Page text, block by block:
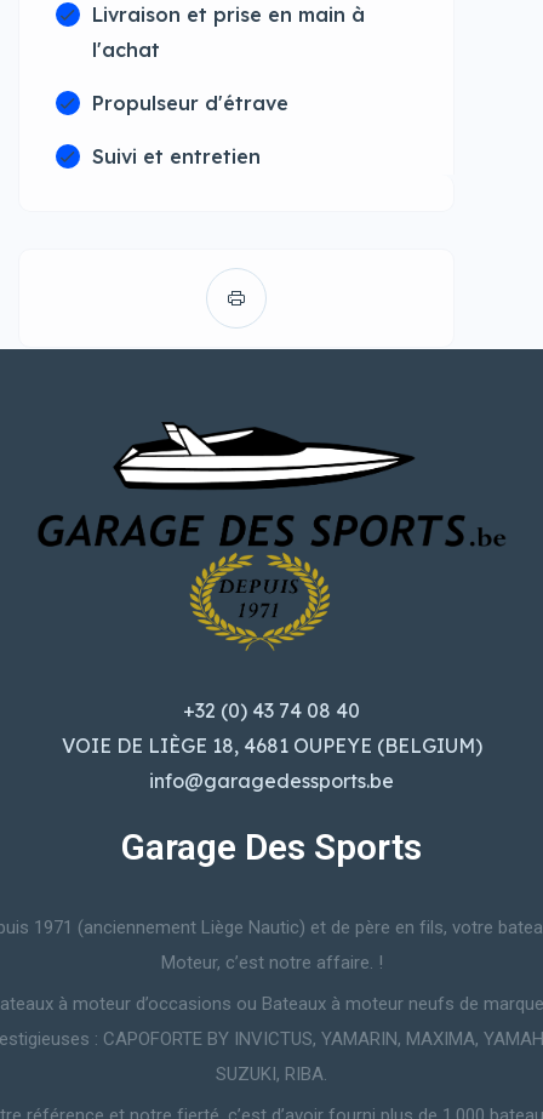
Livraison et prise en main à
l'achat
Propulseur d'étrave
Suivi et entretien
+32 (0) 43 74 08 40
VOIE DE LIÈGE 18, 4681 OUPEYE (BELGIUM)
info@garagedessports.be
Garage Des Sports
1971 (anciennement Liège Nautic) et de père en fils, votre
Moteur, c’est notre affaire. !
à moteur d’occasions ou Bateaux à moteur neufs de
: CAPOFORTE BY INVICTUS, YAMARIN, MAXIMA,
SUZUKI, RIBA.